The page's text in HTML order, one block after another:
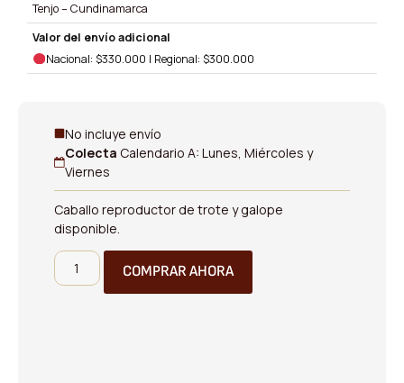
Tenjo – Cundinamarca
Valor del envío adicional
Nacional: $330.000 | Regional: $300.000
No incluye envío
Colecta Calendario A: Lunes, Miércoles y
Viernes
Caballo reproductor de trote y galope
disponible.
COMPRAR AHORA